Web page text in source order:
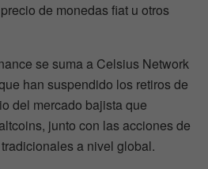
de monedas fiat u otros
se suma a Celsius Network
han suspendido los retiros de
del mercado bajista que
junto con las acciones de
a nivel global.